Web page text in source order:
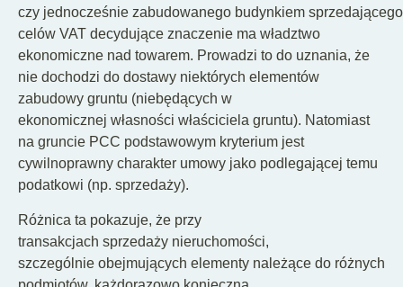
czy jednocześnie zabudowanego budynkiem
celów VAT decydujące znaczenie ma władztwo
ekonomiczne nad towarem. Prowadzi to do uznania, że
nie dochodzi do dostawy niektórych elementów
zabudowy gruntu (niebędących w
ekonomicznej własności właściciela gruntu). Natomiast
na gruncie PCC podstawowym kryterium jest
cywilnoprawny charakter umowy jako podlegającej temu
podatkowi (np. sprzedaży).
Różnica ta pokazuje, że przy
transakcjach sprzedaży nieruchomości,
szczególnie obejmujących elementy należące do różnych